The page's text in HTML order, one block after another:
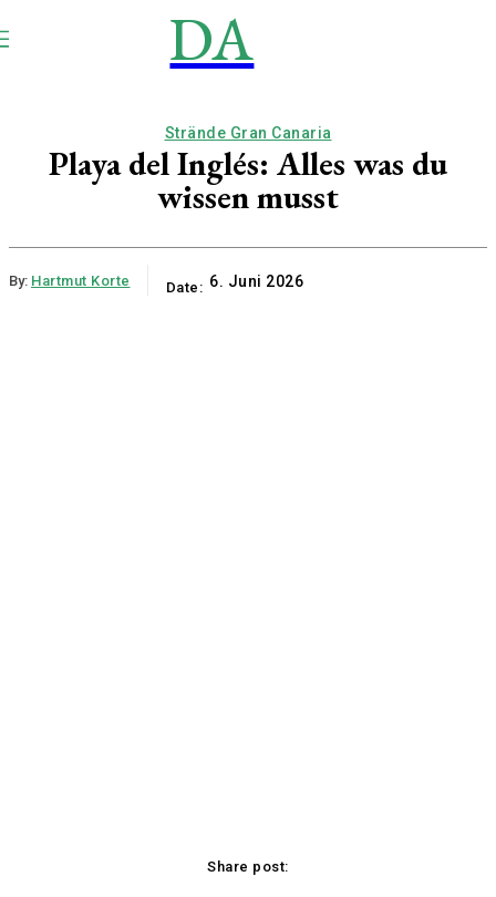
DA
Strände Gran Canaria
Playa del Inglés: Alles was du
wissen musst
By: Hartmut Korte Date: 6. Juni 2026
Share post: